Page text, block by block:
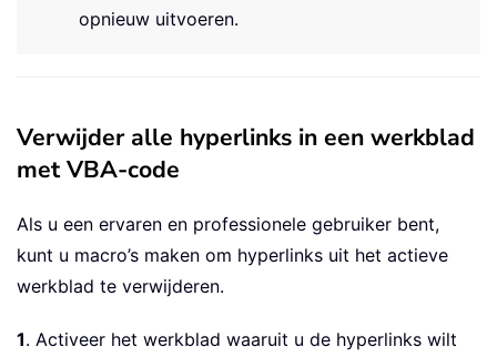
opnieuw uitvoeren.
Verwijder alle hyperlinks in een werkblad
met VBA-code
Als u een ervaren en professionele gebruiker bent,
kunt u macro’s maken om hyperlinks uit het actieve
werkblad te verwijderen.
1. Activeer het werkblad waaruit u de hyperlinks wilt